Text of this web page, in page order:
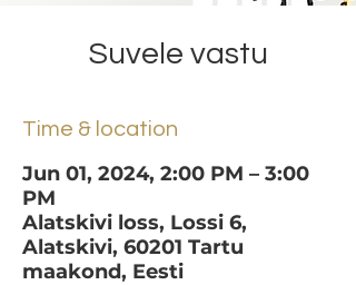
Suvele vastu
Time & location
Jun 01, 2024, 2:00 PM – 3:00
PM
Alatskivi loss, Lossi 6,
Alatskivi, 60201 Tartu
maakond, Eesti